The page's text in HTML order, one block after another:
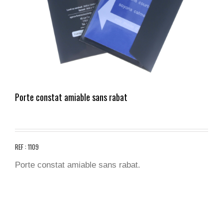
Porte constat amiable sans rabat
REF : 1109
Porte constat amiable sans rabat.